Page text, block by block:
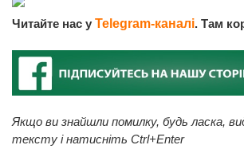
Читайте нас у Telegram-каналі. Там
Якщо ви знайшли помилку, будь ласка,
тексту і натисніть Ctrl+Enter